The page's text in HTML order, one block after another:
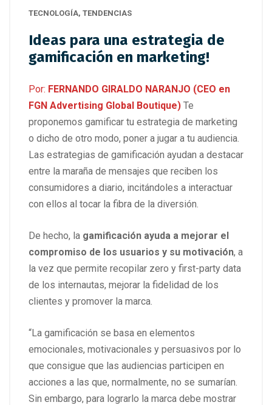
TECNOLOGÍA, TENDENCIAS
Ideas para una estrategia de
gamificación en marketing!
Por: FERNANDO GIRALDO NARANJO (CEO en
FGN Advertising Global Boutique) Te
proponemos gamificar tu estrategia de marketing
o dicho de otro modo, poner a jugar a tu audiencia.
Las estrategias de gamificación ayudan a destacar
entre la maraña de mensajes que reciben los
consumidores a diario, incitándoles a interactuar
con ellos al tocar la fibra de la diversión.
De hecho, la gamificación ayuda a mejorar el
compromiso de los usuarios y su motivación, a
la vez que permite recopilar zero y first-party data
de los internautas, mejorar la fidelidad de los
clientes y promover la marca.
“La gamificación se basa en elementos
emocionales, motivacionales y persuasivos por lo
que consigue que las audiencias participen en
acciones a las que, normalmente, no se sumarían.
Sin embargo, para lograrlo la marca debe mostrar